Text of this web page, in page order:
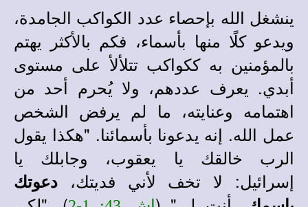
ينشغل الله بإحصاء عدد الكواكب الجامدة،
ويدعو كلًا منها بأسماء، فكم بالأكثر يهتم
بالمؤمنين به ككواكب تتلألأ على مستوى
أبدي. يعرف عددهم، ولا يُحرم أحد من
اهتمامه وعنايته، ما لم يرفض الشخص
عمل الله. إنه يدعونا بأسمائنا. "هكذا يقول
الرب خالقك يا يعقوب، وجابلك يا
إسرائيل: لا تخف لأني فديتك، دعوتك